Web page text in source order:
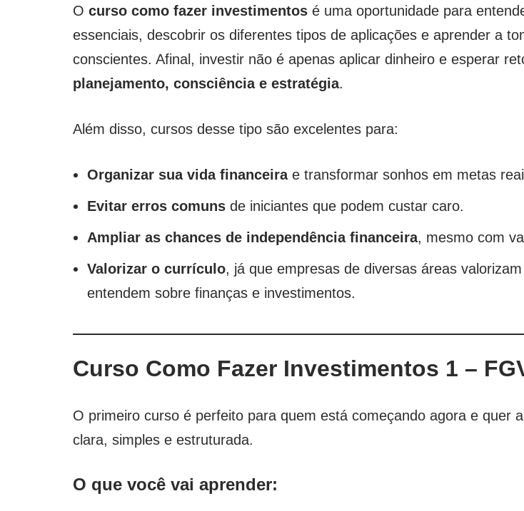
O curso como fazer investimentos é uma oportunidade para
essenciais, descobrir os diferentes tipos de aplicações e aprender a
conscientes. Afinal, investir não é apenas aplicar dinheiro e esperar
planejamento, consciência e estratégia.
Além disso, cursos desse tipo são excelentes para:
Organizar sua vida financeirae transformar sonhos em metas
Evitar erros comuns de iniciantes que podem custar caro.
Ampliar as chances de independência financeira, mesmo com
Valorizar o currículo, já que empresas de diversas áreas
entendem sobre finanças e investimentos.
Curso Como Fazer Investimentos 1 –
O primeiro curso é perfeito para quem está começando agora e quer
clara, simples e estruturada.
O que você vai aprender: